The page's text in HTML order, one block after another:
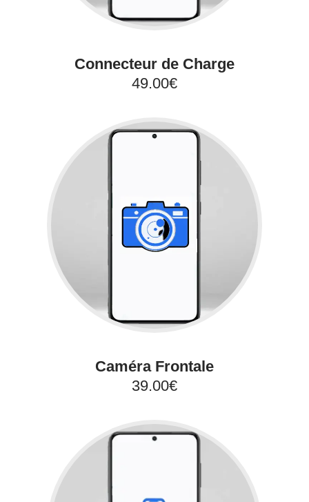
Connecteur de Charge
49.00€
Caméra Frontale
39.00€